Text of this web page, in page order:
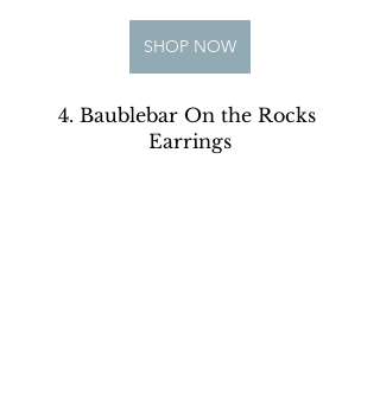
SHOP NOW
4. Baublebar On the Rocks
Earrings